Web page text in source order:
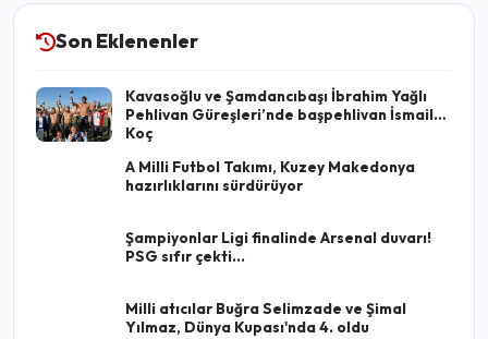
Son Eklenenler
Kavasoğlu ve Şamdancıbaşı İbrahim Yağlı
Pehlivan Güreşleri’nde başpehlivan İsmail
Koç
A Milli Futbol Takımı, Kuzey Makedonya
hazırlıklarını sürdürüyor
Şampiyonlar Ligi finalinde Arsenal duvarı!
PSG sıfır çekti...
Milli atıcılar Buğra Selimzade ve Şimal
Yılmaz, Dünya Kupası'nda 4. oldu